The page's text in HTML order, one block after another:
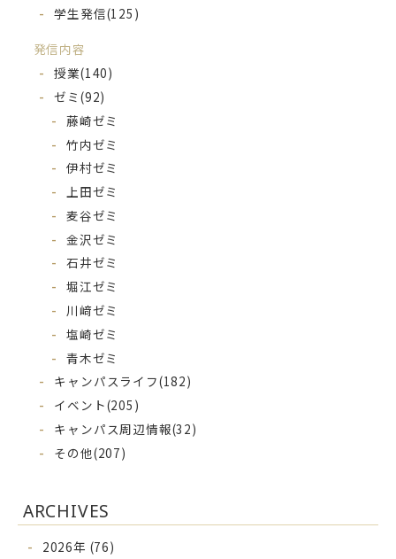
学生発信(125)
発信内容
授業(140)
ゼミ(92)
藤崎ゼミ
竹内ゼミ
伊村ゼミ
上田ゼミ
麦谷ゼミ
金沢ゼミ
石井ゼミ
堀江ゼミ
川﨑ゼミ
塩崎ゼミ
青木ゼミ
キャンパスライフ(182)
イベント(205)
キャンパス周辺情報(32)
その他(207)
ARCHIVES
2026年 (76)